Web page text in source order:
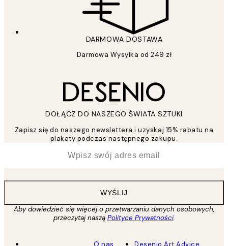
DARMOWA DOSTAWA
Darmowa Wysyłka od 249 zł
DOŁĄCZ DO NASZEGO ŚWIATA SZTUKI
Zapisz się do naszego newslettera i uzyskaj 15% rabatu na
plakaty podczas następnego zakupu.
WYŚLIJ
Aby dowiedzieć się więcej o przetwarzaniu danych osobowych,
przeczytaj naszą Polityce Prywatności.